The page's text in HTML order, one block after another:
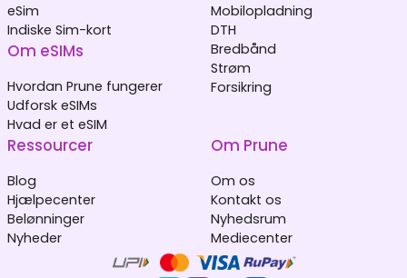
eSim
Indiske Sim-kort
Om eSIMs
Hvordan Prune fungerer
Udforsk eSIMs
Hvad er et eSIM
Mobilopladning
DTH
Bredbånd
Strøm
Forsikring
Ressourcer
Blog
Hjælpecenter
Belønninger
Nyheder
Om Prune
Om os
Kontakt os
Nyhedsrum
Mediecenter